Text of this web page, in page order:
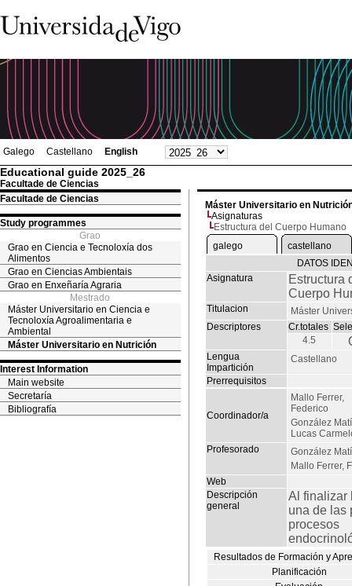
Galego Castellano English
Educational guide 2025_26
Facultade de Ciencias
Facultade de Ciencias
Study programmes
Grao
Grao en Ciencia e Tecnoloxía dos
Alimentos
Grao en Ciencias Ambientais
Grao en Enxeñaría Agraria
Mestrado
Máster Universitario en Ciencia e
Tecnoloxía Agroalimentaria e
Ambiental
Máster Universitario en Nutrición
Interest Information
Main website
Secretaría
Bibliografía
Máster Universitario en
Asignaturas
Estructura del Cuerpo Humano
galego
castellano
DATOS
Asignatura
Estructura
Cuerpo
Titulacion
Máster
Descriptores
Cr.totales
4.5
Lengua
Impartición
Castellano
Prerrequisitos
Coordinador/a
Mallo Ferrer,
Federico
González
Lucas
Profesorado
González
Mallo Ferrer,
Web
Descripción
general
Al finalizar
una de las
procesos
Resultados de Formación y
Planificación